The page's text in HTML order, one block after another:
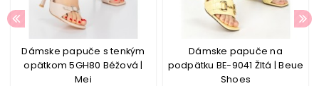
Dámske papuče s tenkým
opätkom 5GH80 Béžová |
Mei
Dámske papuče na
podpätku BE-9041 Žltá | Beue
Shoes